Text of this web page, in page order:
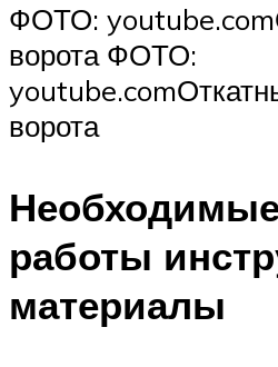
ФОТО:
ворота ФОТО:
ворота
работы
материалы